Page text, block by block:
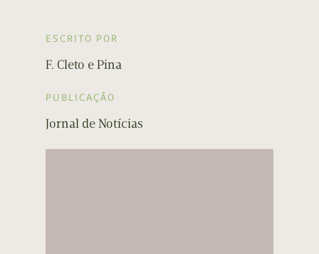
ESCRITO POR
F. Cleto e Pina
PUBLICAÇÃO
Jornal de Notícias